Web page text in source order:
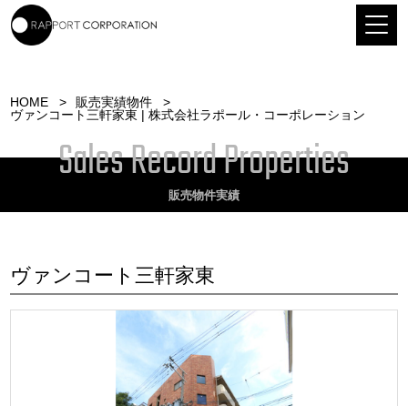
HOME
販売実績物件
ヴァンコート三軒家東 | 株式会社ラポール・コーポレーション
Sales Record Properties
販売物件実績
ヴァンコート三軒家東